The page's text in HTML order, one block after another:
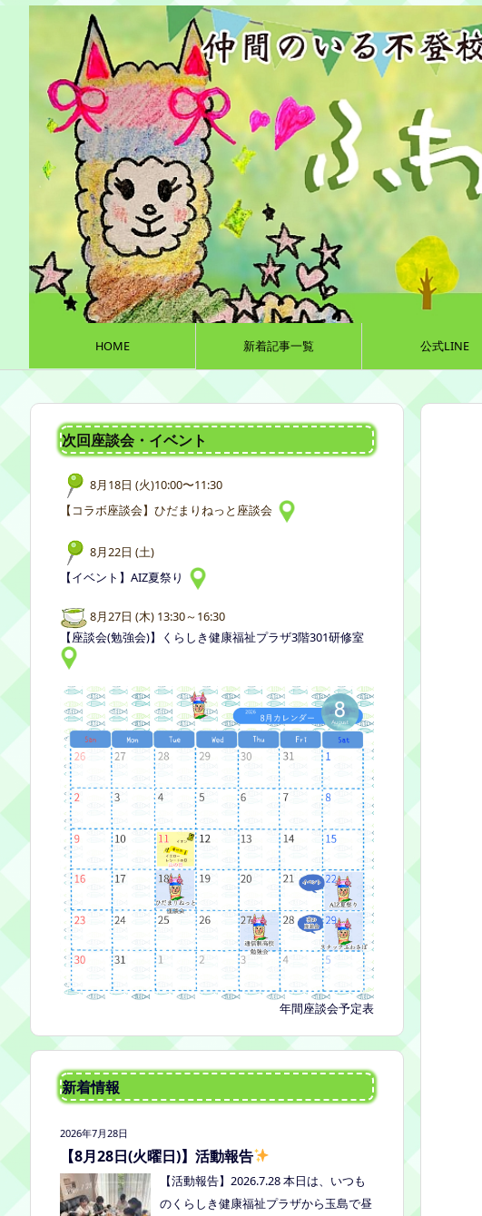
HOME 新着記事一覧 公式LINE
次回座談会・イベント
8月18日 (火)10:00〜11:30
【コラボ座談会】ひだまりねっと座談会
8月22日 (土)
【イベント】AIZ夏祭り
8月27日 (木) 13:30～16:30
【座談会(勉強会)】くらしき健康福祉プラザ3階301研修室
年間座談会予定表
新着情報
2026年7月28日
【8月28日(火曜日)】活動報告
【活動報告】2026.7.28 本日は、いつも
のくらしき健康福祉プラザから玉島で昼